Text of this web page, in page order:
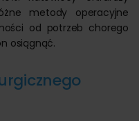
metody operacyjne
od potrzeb chorego
osiągnąć.